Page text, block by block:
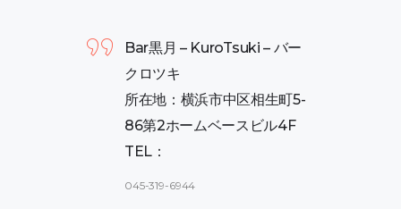
Bar黒月 – KuroTsuki – バー
クロツキ
所在地：横浜市中区相生町5-
86第2ホームベースビル4F
TEL：
045-319-6944